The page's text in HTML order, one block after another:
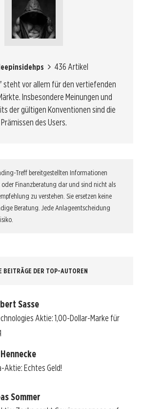
436 Artikel
steht vor allem für den vertiefenden
Insbesondere Meinungen und
der gültigen Konventionen sind die
Prämissen des Users.
Treff bereitgestellten Informationen
Finanzberatung dar und sind nicht als
zu verstehen. Sie ersetzen keine
Beratung. Jede Anlageentscheidung
BEITRÄGE DER TOP-AUTOREN
Sasse
Aktie: 1,00-Dollar-Marke für
Aktie: Echtes Geld!
Sommer